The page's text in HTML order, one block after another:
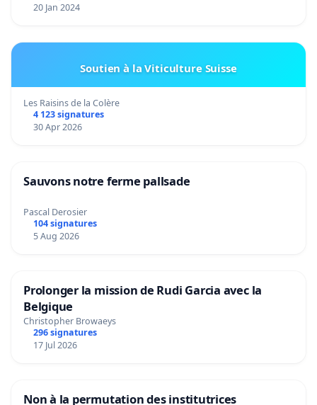
20 Jan 2024
Soutien à la Viticulture Suisse
Les Raisins de la Colère
4 123 signatures
30 Apr 2026
Sauvons notre ferme pallsade
Pascal Derosier
104 signatures
5 Aug 2026
Prolonger la mission de Rudi Garcia avec la
Belgique
Christopher Browaeys
296 signatures
17 Jul 2026
Non à la permutation des institutrices